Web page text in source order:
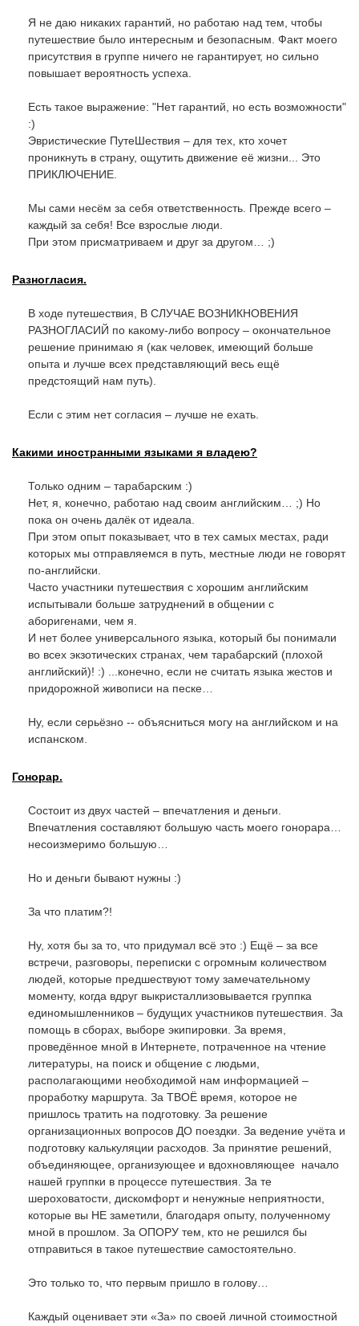
Я не даю никаких гарантий, но работаю над тем, чтобы
путешествие было интересным и безопасным. Факт моего
присутствия в группе ничего не гарантирует, но сильно
повышает вероятность успеха.
Есть такое выражение: "Нет гарантий, но есть возможности"
:)
Эвристические ПутеШествия – для тех, кто хочет
проникнуть в страну, ощутить движение её жизни... Это
ПРИКЛЮЧЕНИЕ.
Мы сами несём за себя ответственность. Прежде всего –
каждый за себя! Все взрослые люди.
При этом присматриваем и друг за другом… ;)
Разногласия.
В ходе путешествия, В СЛУЧАЕ ВОЗНИКНОВЕНИЯ
РАЗНОГЛАСИЙ по какому-либо вопросу – окончательное
решение принимаю я (как человек, имеющий больше
опыта и лучше всех представляющий весь ещё
предстоящий нам путь).
Если с этим нет согласия – лучше не ехать.
Какими иностранными языками я владею?
Только одним – тарабарским :)
Нет, я, конечно, работаю над своим английским… ;) Но
пока он очень далёк от идеала.
При этом опыт показывает, что в тех самых местах, ради
которых мы отправляемся в путь, местные люди не говорят
по-английски.
Часто участники путешествия с хорошим английским
испытывали больше затруднений в общении с
аборигенами, чем я.
И нет более универсального языка, который бы понимали
во всех экзотических странах, чем тарабарский (плохой
английский)! :) ...конечно, если не считать языка жестов и
придорожной живописи на песке…
Ну, если серьёзно -- объясниться могу на английском и на
испанском.
Гонорар.
Состоит из двух частей – впечатления и деньги.
Впечатления составляют большую часть моего гонорара…
несоизмеримо большую…
Но и деньги бывают нужны :)
За что платим?!
Ну, хотя бы за то, что придумал всё это :) Ещё – за все
встречи, разговоры, переписки с огромным количеством
людей, которые предшествуют тому замечательному
моменту, когда вдруг выкристаллизовывается группка
единомышленников – будущих участников путешествия. За
помощь в сборах, выборе экипировки. За время,
проведённое мной в Интернете, потраченное на чтение
литературы, на поиск и общение с людьми,
располагающими необходимой нам информацией –
проработку маршрута. За ТВОЁ время, которое не
пришлось тратить на подготовку. За решение
организационных вопросов ДО поездки. За ведение учёта и
подготовку калькуляции расходов. За принятие решений,
объединяющее, организующее и вдохновляющее начало
нашей группки в процессе путешествия. За те
шероховатости, дискомфорт и ненужные неприятности,
которые вы НЕ заметили, благодаря опыту, полученному
мной в прошлом. За ОПОРУ тем, кто не решился бы
отправиться в такое путешествие самостоятельно.
Это только то, что первым пришло в голову…
Каждый оценивает эти «За» по своей личной стоимостной